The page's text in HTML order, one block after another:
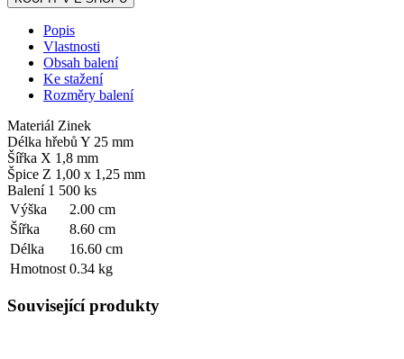
Popis
Vlastnosti
Obsah balení
Ke stažení
Rozměry balení
Materiál Zinek
Délka hřebů Y 25 mm
Šířka X 1,8 mm
Špice Z 1,00 x 1,25 mm
Balení 1 500 ks
Výška
2.00 cm
Šířka
8.60 cm
Délka
16.60 cm
Hmotnost 0.34 kg
Související produkty